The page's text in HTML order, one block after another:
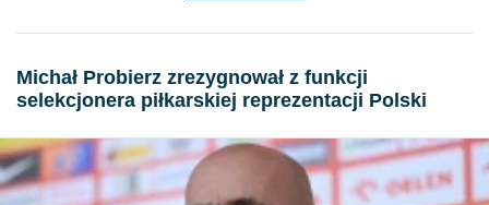
Michał Probierz zrezygnował z funkcji
selekcjonera piłkarskiej reprezentacji Polski